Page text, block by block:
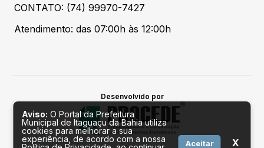
CONTATO: (74) 99970-7427
Atendimento: das 07:00h às 12:00h
Desenvolvido por
Aviso: O Portal da Prefeitura
Municipal de Itaguaçu da Bahia utiliza
cookies para melhorar a sua
experiência, de acordo com a nossa
Aceitar X